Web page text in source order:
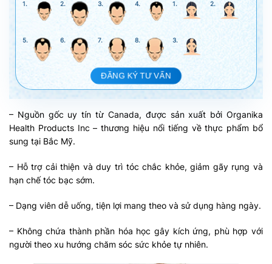
1. 2. 3. 4. 1. 2.
5. 6. 7. 8. 3.
ĐĂNG KÝ TƯ VẤN
– Nguồn gốc uy tín từ Canada, được sản xuất bởi Organika
Health Products Inc – thương hiệu nổi tiếng về thực phẩm bổ
sung tại Bắc Mỹ.
– Hỗ trợ cải thiện và duy trì tóc chắc khỏe, giảm gãy rụng và
hạn chế tóc bạc sớm.
– Dạng viên dễ uống, tiện lợi mang theo và sử dụng hàng ngày.
– Không chứa thành phần hóa học gây kích ứng, phù hợp với
người theo xu hướng chăm sóc sức khỏe tự nhiên.